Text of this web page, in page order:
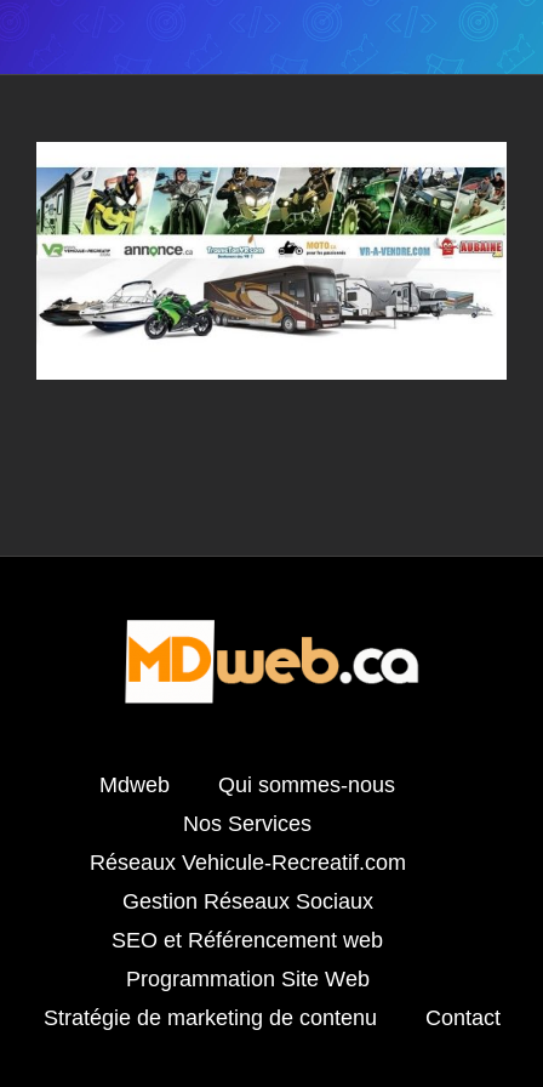
Mdweb
Qui sommes-nous
Nos Services
Réseaux Vehicule-Recreatif.com
Gestion Réseaux Sociaux
SEO et Référencement web
Programmation Site Web
Stratégie de marketing de contenu
Contact